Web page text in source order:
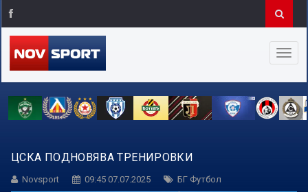
ЦСКА ПОДНОВЯВА ТРЕНИРОВКИ
Novsport 09:45 07.07.2025 БГ Футбол